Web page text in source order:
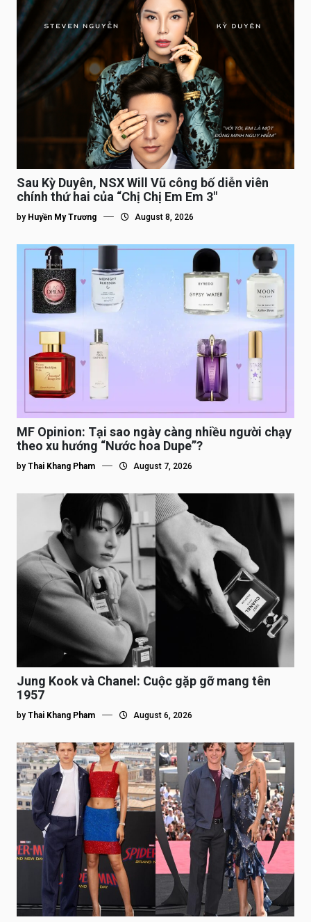
Sau Kỳ Duyên, NSX Will Vũ công bố diễn viên
chính thứ hai của “Chị Chị Em Em 3″
by Huyền My Trương August 8, 2026
MF Opinion: Tại sao ngày càng nhiều người chạy
theo xu hướng “Nước hoa Dupe”?
by Thai Khang Pham August 7, 2026
Jung Kook và Chanel: Cuộc gặp gỡ mang tên
1957
by Thai Khang Pham August 6, 2026